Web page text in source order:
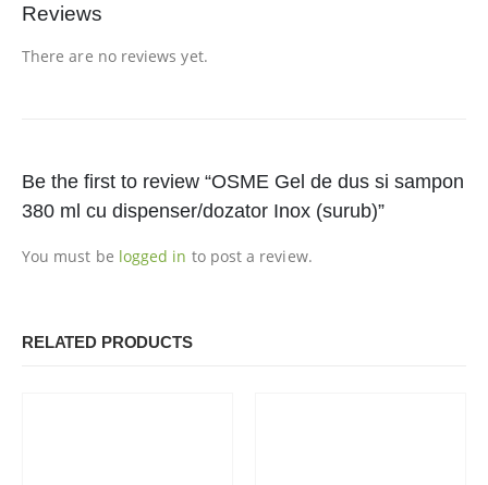
Reviews
There are no reviews yet.
Be the first to review “OSME Gel de dus si sampon
380 ml cu dispenser/dozator Inox (surub)”
You must be logged in to post a review.
RELATED PRODUCTS